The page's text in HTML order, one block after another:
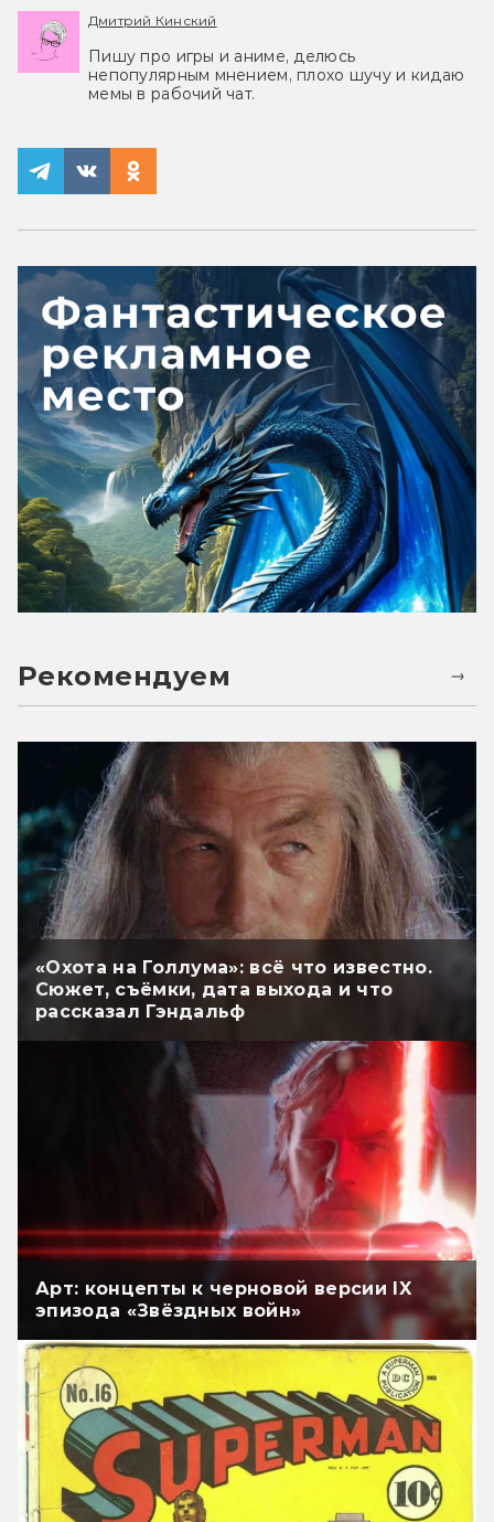
Дмитрий Кинский
Пишу про игры и аниме, делюсь
непопулярным мнением, плохо шучу и кидаю
мемы в рабочий чат.
Рекомендуем
«Охота на Голлума»: всё что известно.
Сюжет, съёмки, дата выхода и что
рассказал Гэндальф
Арт: концепты к черновой версии IX
эпизода «Звёздных войн»